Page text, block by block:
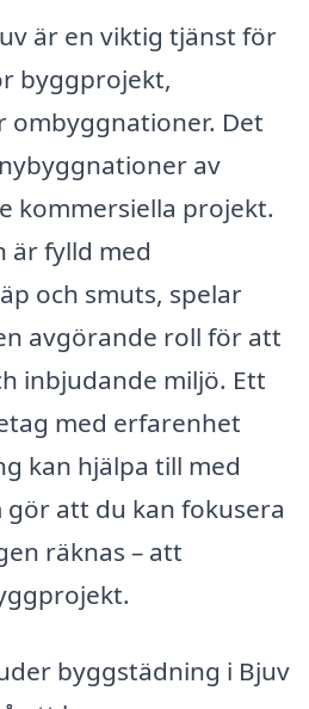
är en viktig tjänst för
byggprojekt,
ombyggnationer. Det
av
kommersiella projekt.
är fylld med
och smuts, spelar
avgörande roll för att
inbjudande miljö. Ett
med erfarenhet
kan hjälpa till med
att du kan fokusera
räknas – att
byggstädning i Bjuv